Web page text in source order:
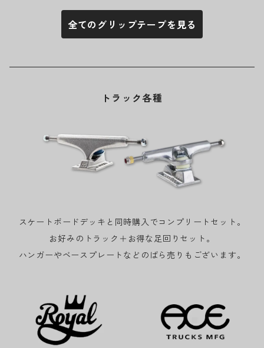
全てのグリップテープを見る
トラック各種
スケートボードデッキと同時購入でコンプリートセット。
お好みのトラック＋お得な足回りセット。
ハンガーやベースプレートなどのばら売りもございます。